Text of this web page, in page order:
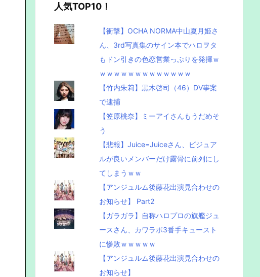
人気TOP10！
【衝撃】OCHA NORMA中山夏月姫さ
ん、3rd写真集のサイン本でハロヲタ
もドン引きの色恋営業っぷりを発揮ｗ
ｗｗｗｗｗｗｗｗｗｗｗｗｗ
【竹内朱莉】黒木啓司（46）DV事案
で逮捕
【笠原桃奈】ミーアイさんもうだめそ
う
【悲報】Juice=Juiceさん、ビジュア
ルが良いメンバーだけ露骨に前列にし
てしまうｗｗ
【アンジュルム後藤花出演見合わせの
お知らせ】 Part2
【ガラガラ】自称ハロプロの旗艦ジュ
ースさん、カワラボ3番手キュースト
に惨敗ｗｗｗｗｗ
【アンジュルム後藤花出演見合わせの
お知らせ】